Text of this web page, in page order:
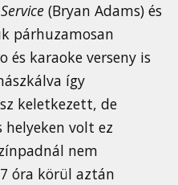
(Bryan Adams) és
párhuzamosan
és karaoke verseny is
így
keletkezett, de
helyeken volt ez
nem
óra körül aztán